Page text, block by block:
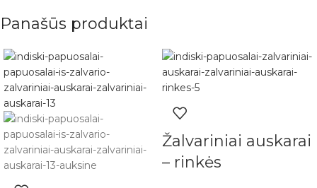
Panašūs produktai
Žalvariniai auskarai
– rinkės